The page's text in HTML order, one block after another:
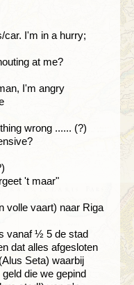
car. I'm in a hurry;
at me?
I'm angry
wrong ...... (?)
't maar"
volle vaart) naar Riga
vanaf ½ 5 de stad
dat alles afgesloten
Seta) waarbij
die we gepind